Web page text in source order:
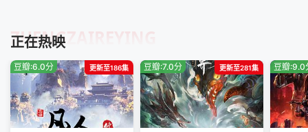
正在热映
ZHENGZAIREYING
更新至186集
豆瓣:6.0分 更新至281集
豆瓣:7.0分 豆瓣:9.0